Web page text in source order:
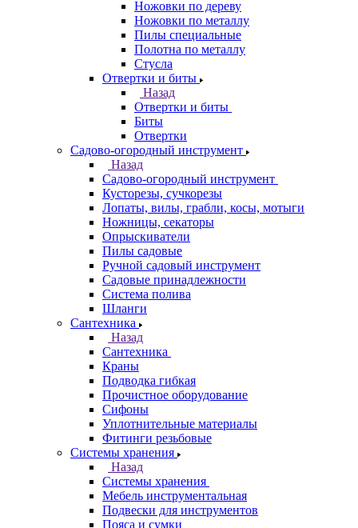
Ножовки по дереву
Ножовки по металлу
Пилы специальные
Полотна по металлу
Стусла
Отвертки и биты
Назад
Отвертки и биты
Биты
Отвертки
Садово-огородный инструмент
Назад
Садово-огородный инструмент
Кусторезы, сучкорезы
Лопаты, вилы, грабли, косы, мотыги
Ножницы, секаторы
Опрыскиватели
Пилы садовые
Ручной садовый инструмент
Садовые принадлежности
Система полива
Шланги
Сантехника
Назад
Сантехника
Краны
Подводка гибкая
Прочистное оборудование
Сифоны
Уплотнительные материалы
Фитинги резьбовые
Системы хранения
Назад
Системы хранения
Мебель инструментальная
Подвески для инструментов
Пояса и сумки